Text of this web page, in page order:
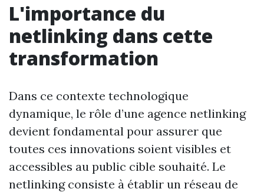
L'importance du
netlinking dans cette
transformation
Dans ce contexte technologique
dynamique, le rôle d’une agence netlinking
devient fondamental pour assurer que
toutes ces innovations soient visibles et
accessibles au public cible souhaité. Le
netlinking consiste à établir un réseau de